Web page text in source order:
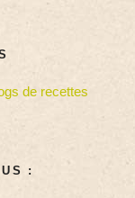
de recettes
: